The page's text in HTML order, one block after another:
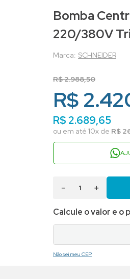
Bomba
220/380V
SCHNEIDER
R$2.988,50
R$
R$2.689,65
ou em até 10x de R$
＋
－
Não sei meu CEP